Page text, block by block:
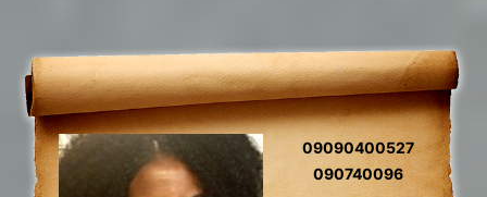
09090400527
090740096